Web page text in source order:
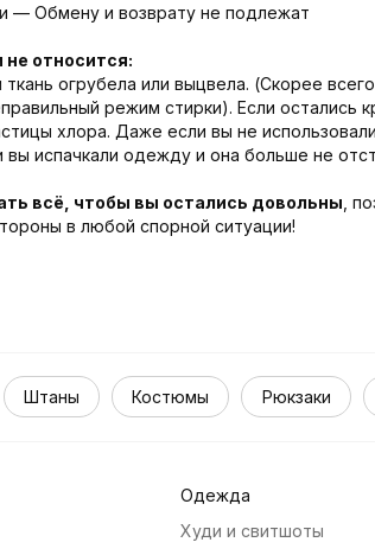
— Обмену и возврату не подлежат
относится:
огрубела или выцвела. (Скорее
режим стирки). Если остались
хлора. Даже если вы не
испачкали одежду и она больше не
всё, чтобы вы остались довольны ,
в любой спорной ситуации!
Штаны Костюмы Рюкзаки
Одежда
Худи и свитшоты